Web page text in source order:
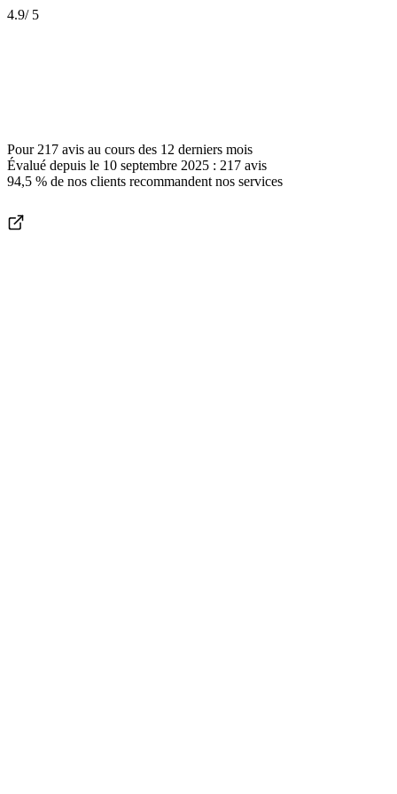
4.9/ 5
Pour 217 avis au cours des 12 derniers mois
Évalué depuis le 10 septembre 2025 : 217 avis
94,5 % de nos clients recommandent nos services